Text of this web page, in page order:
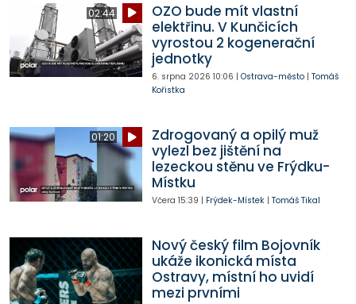
02:44
OZO bude mít vlastní
elektřinu. V Kunčicích
vyrostou 2 kogenerační
jednotky
6. srpna 2026 10:06 | Ostrava-město| Tomáš
Kořistka
01:20
Zdrogovaný a opilý muž
vylezl bez jištění na
lezeckou stěnu ve Frýdku-
Místku
Včera 15:39 | Frýdek-Místek| Tomáš Tikal
Nový český film Bojovník
ukáže ikonická místa
Ostravy, místní ho uvidí
mezi prvními